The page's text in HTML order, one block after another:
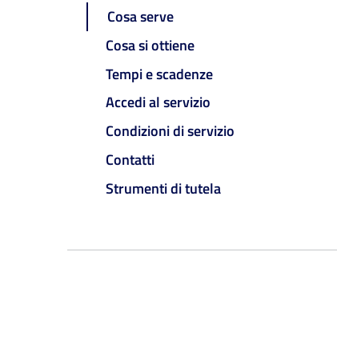
Cosa serve
Cosa si ottiene
Tempi e scadenze
Accedi al servizio
Condizioni di servizio
Contatti
Strumenti di tutela